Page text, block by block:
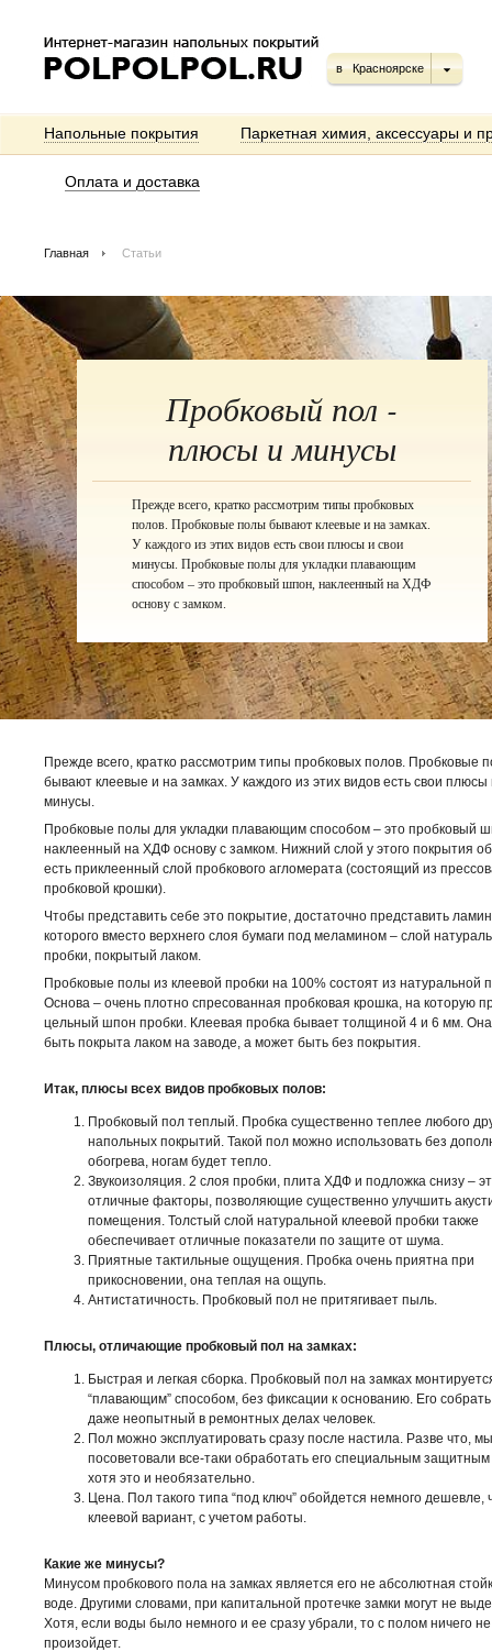
в Красноярске
Напольные покрытия Паркетная химия, аксессуары и
Оплата и доставка
Главная Статьи
Пробковый пол -
плюсы и минусы
Прежде всего, кратко рассмотрим типы пробковых
полов. Пробковые полы бывают клеевые и на замках.
У каждого из этих видов есть свои плюсы и свои
минусы. Пробковые полы для укладки плавающим
способом – это пробковый шпон, наклеенный на ХДФ
основу с замком.
Прежде всего, кратко рассмотрим типы пробковых полов. Пробковые
бывают клеевые и на замках. У каждого из этих видов есть свои плюсы
минусы.
Пробковые полы для укладки плавающим способом – это пробковый
наклеенный на ХДФ основу с замком. Нижний слой у этого покрытия
есть приклеенный слой пробкового агломерата (состоящий из
пробковой крошки).
Чтобы представить себе это покрытие, достаточно представить
которого вместо верхнего слоя бумаги под меламином – слой
пробки, покрытый лаком.
Пробковые полы из клеевой пробки на 100% состоят из натуральной
Основа – очень плотно спресованная пробковая крошка, на которую
цельный шпон пробки. Клеевая пробка бывает толщиной 4 и 6 мм.
быть покрыта лаком на заводе, а может быть без покрытия.
Итак, плюсы всех видов пробковых полов:
Пробковый пол теплый. Пробка существенно теплее любого
напольных покрытий. Такой пол можно использовать без
обогрева, ногам будет тепло.
Звукоизоляция. 2 слоя пробки, плита ХДФ и подложка снизу –
отличные факторы, позволяющие существенно улучшить
помещения. Толстый слой натуральной клеевой пробки также
обеспечивает отличные показатели по защите от шума.
Приятные тактильные ощущения. Пробка очень приятна при
прикосновении, она теплая на ощупь.
Антистатичность. Пробковый пол не притягивает пыль.
Плюсы, отличающие пробковый пол на замках:
Быстрая и легкая сборка. Пробковый пол на замках
“плавающим” способом, без фиксации к основанию. Его
даже неопытный в ремонтных делах человек.
Пол можно эксплуатировать сразу после настила. Разве что,
посоветовали все-таки обработать его специальным
хотя это и необязательно.
Цена. Пол такого типа “под ключ” обойдется немного дешевле,
клеевой вариант, с учетом работы.
Какие же минусы?
Минусом пробкового пола на замках является его не абсолютная
воде. Другими словами, при капитальной протечке замки могут не
Хотя, если воды было немного и ее сразу убрали, то с полом ничего не
произойдет.